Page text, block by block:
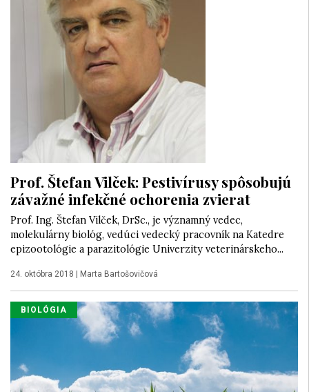
Prof. Štefan Vilček: Pestivírusy spôsobujú
závažné infekčné ochorenia zvierat
Prof. Ing. Štefan Vilček, DrSc., je významný vedec,
molekulárny biológ, vedúci vedecký pracovník na Katedre
epizootológie a parazitológie Univerzity veterinárskeho...
24. októbra 2018 Marta Bartošovičová
BIOLÓGIA